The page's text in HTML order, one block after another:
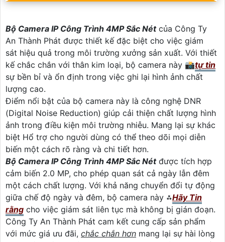
Bộ Camera IP Công Trình 4MP Sắc Nétcủa Công Ty
An Thành Phát được thiết kế đặc biệt cho việc giám
sát hiệu quả trong môi trường xưởng sản xuất. Với thiết
kế chắc chắn với thân kim loại, bộ camera này 📸tự tin
sự bền bỉ và ổn định trong việc ghi lại hình ảnh chất
lượng cao.
Điểm nổi bật của bộ camera này là công nghệ DNR
(Digital Noise Reduction) giúp cải thiện chất lượng hình
ảnh trong điều kiện môi trường nhiễu. Mang lại sự khác
biệt Hổ trợ cho người dùng có thể theo dõi mọi diễn
biến một cách rõ ràng và chi tiết hơn.
Bộ Camera IP Công Trình 4MP Sắc Nétđược tích hợp
cảm biến 2.0 MP, cho phép quan sát cả ngày lẫn đêm
một cách chất lượng. Với khả năng chuyển đổi tự động
giữa chế độ ngày và đêm, bộ camera này ⁂Hãy Tin
rằng cho việc giám sát liên tục mà không bị gián đoạn.
Công Ty An Thành Phát cam kết cung cấp sản phẩm
với mức giá ưu đãi, chắc chắn hơn mang lại sự hài lòng